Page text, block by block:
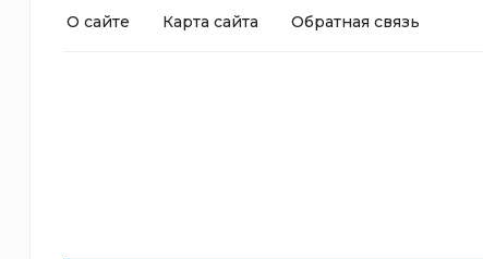
О сайте Карта сайта Обратная связь